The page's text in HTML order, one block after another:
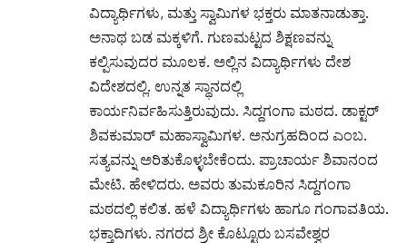
ವಿದ್ಯಾರ್ಥಿಗಳು, ಮತ್ತು ಸ್ವಾಮಿಗಳ ಭಕ್ತರು ಮಾತನಾಡುತ್ತಾ.
ಅನಾಥ ಬಡ ಮಕ್ಕಳಿಗೆ. ಗುಣಮಟ್ಟದ ಶಿಕ್ಷಣವನ್ನು
ಕಲ್ಪಿಸುವುದರ ಮೂಲಕ. ಅಲ್ಲಿನ ವಿದ್ಯಾರ್ಥಿಗಳು ದೇಶ
ವಿದೇಶದಲ್ಲಿ. ಉನ್ನತ ಸ್ಥಾನದಲ್ಲಿ
ಕಾರ್ಯನಿರ್ವಹಿಸುತ್ತಿರುವುದು. ಸಿದ್ದಗಂಗಾ ಮಠದ. ಡಾಕ್ಟರ್
ಶಿವಕುಮಾರ್ ಮಹಾಸ್ವಾಮಿಗಳ. ಅನುಗ್ರಹದಿಂದ ಎಂಬ.
ಸತ್ಯವನ್ನು ಅರಿತುಕೊಳ್ಳಬೇಕೆಂದು. ಪ್ರಾಚಾರ್ಯ ಶಿವಾನಂದ
ಮೇಟಿ. ಹೇಳಿದರು. ಅವರು ತುಮಕೂರಿನ ಸಿದ್ದಗಂಗಾ
ಮಠದಲ್ಲಿ ಕಲಿತ. ಹಳೆ ವಿದ್ಯಾರ್ಥಿಗಳು ಹಾಗೂ ಗಂಗಾವತಿಯ.
ಭಕ್ತಾದಿಗಳು. ನಗರದ ಶ್ರೀ ಕೊಟ್ಟೂರು ಬಸವೇಶ್ವರ